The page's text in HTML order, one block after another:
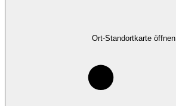
Ort-Standortkarte öffnen